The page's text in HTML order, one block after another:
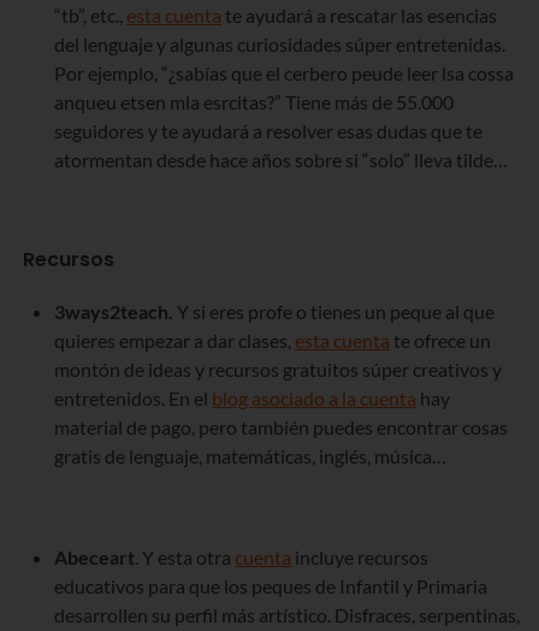
“tb”, etc., esta cuenta te ayudará a rescatar las esencias
del lenguaje y algunas curiosidades súper entretenidas.
Por ejemplo, “¿sabías que el cerbero peude leer lsa cossa
anqueu etsen mla esrcitas?” Tiene más de 55.000
seguidores y te ayudará a resolver esas dudas que te
atormentan desde hace años sobre si “solo” lleva tilde…
Recursos
3ways2teach. Y si eres profe o tienes un peque al que
quieres empezar a dar clases, esta cuenta te ofrece un
montón de ideas y recursos gratuitos súper creativos y
entretenidos. En el blog asociado a la cuenta hay
material de pago, pero también puedes encontrar cosas
gratis de lenguaje, matemáticas, inglés, música…
Abeceart. Y esta otra cuenta incluye recursos
educativos para que los peques de Infantil y Primaria
desarrollen su perfil más artístico. Disfraces, serpentinas,